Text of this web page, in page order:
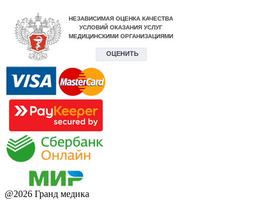
@2026 Гранд медика